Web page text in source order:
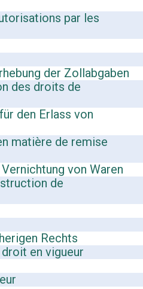
par les
der Zollabgaben
des droits de
den Erlass von
matière de remise
von Waren
de
Rechts
en vigueur